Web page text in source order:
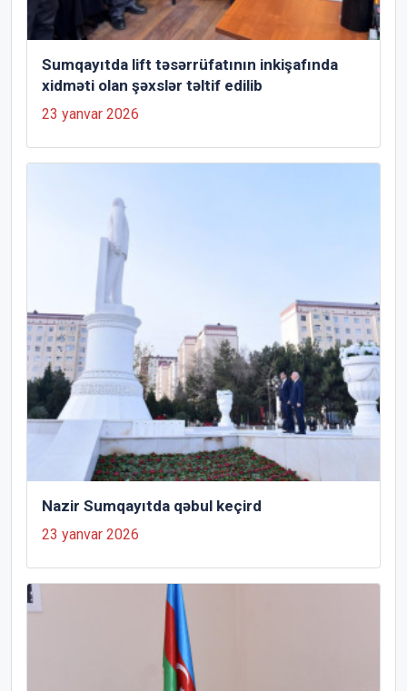
Sumqayıtda lift təsərrüfatının inkişafında
xidməti olan şəxslər təltif edilib
23 yanvar 2026
Nazir Sumqayıtda qəbul keçird
23 yanvar 2026